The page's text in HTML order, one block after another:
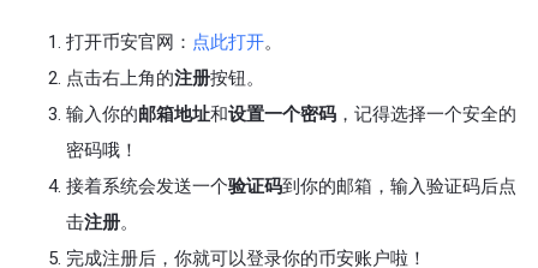
打开币安官网： 点此打开。
点击右上角的注册按钮。
输入你的邮箱地址和设置一个密码 ，记得选择一个安全的
密码哦！
接着系统会发送一个验证码到你的邮箱，输入验证码后点
击注册。
完成注册后，你就可以登录你的币安账户啦！